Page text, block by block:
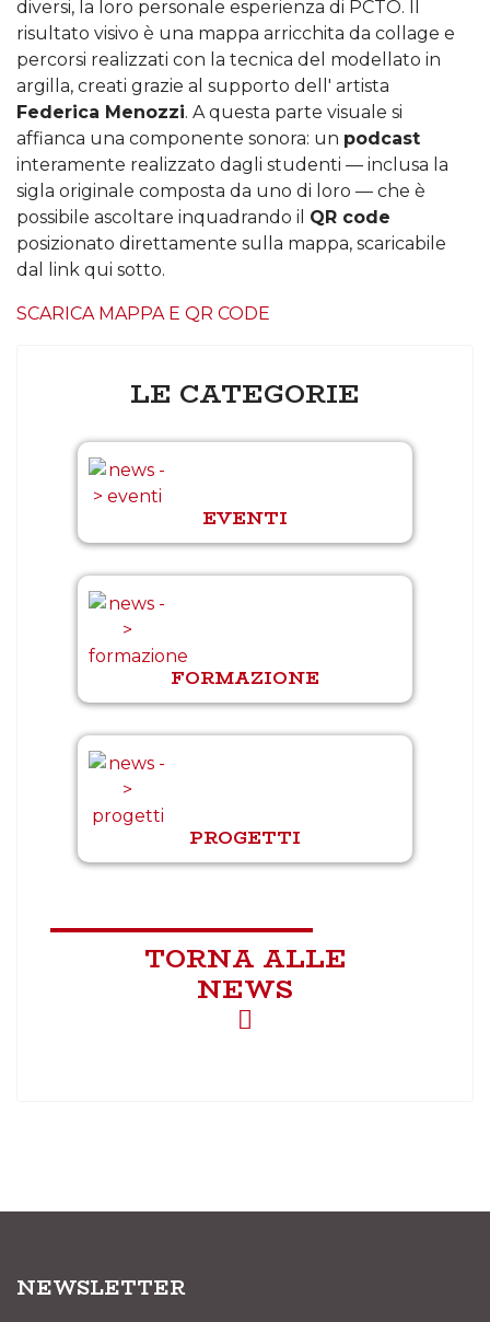
diversi, la loro personale esperienza di PCTO. Il
risultato visivo è una mappa arricchita da collage e
percorsi realizzati con la tecnica del modellato in
argilla, creati grazie al supporto dell' artista
Federica Menozzi. A questa parte visuale si
affianca una componente sonora: un podcast
interamente realizzato dagli studenti — inclusa la
sigla originale composta da uno di loro — che è
possibile ascoltare inquadrando il QR code
posizionato direttamente sulla mappa, scaricabile
dal link qui sotto.
SCARICA MAPPA E QR CODE
LE CATEGORIE
EVENTI
FORMAZIONE
PROGETTI
TORNA ALLE
NEWS
NEWSLETTER